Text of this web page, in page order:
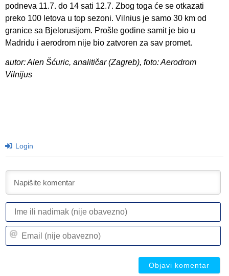
podneva 11.7. do 14 sati 12.7. Zbog toga će se otkazati
preko 100 letova u top sezoni. Vilnius je samo 30 km od
granice sa Bjelorusijom. Prošle godine samit je bio u
Madridu i aerodrom nije bio zatvoren za sav promet.
autor: Alen Šćuric, analitičar (Zagreb), foto: Aerodrom
Vilnijus
Login